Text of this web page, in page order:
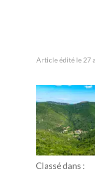
Article édité le 27
Classé dans :